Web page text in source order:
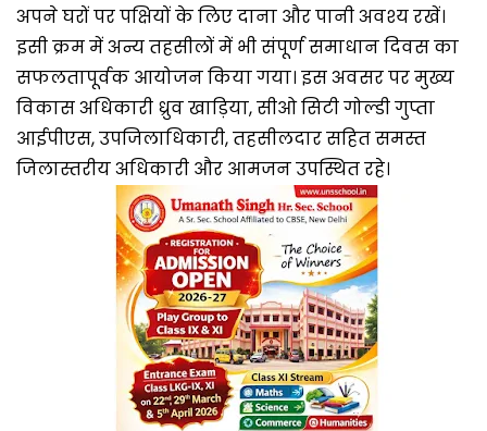
अपने घरों पर पक्षियों के लिए दाना और पानी अवश्य रखें।
इसी क्रम में अन्य तहसीलों में भी संपूर्ण समाधान दिवस का
सफलतापूर्वक आयोजन किया गया। इस अवसर पर मुख्य
विकास अधिकारी ध्रुव खाड़िया, सीओ सिटी गोल्डी गुप्ता
आईपीएस, उपजिलाधिकारी, तहसीलदार सहित समस्त
जिलास्तरीय अधिकारी और आमजन उपस्थित रहे।